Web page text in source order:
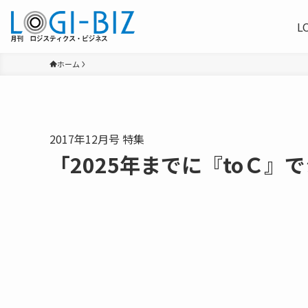
ホーム
2017年12月号 特集
「2025年までに『toＣ』